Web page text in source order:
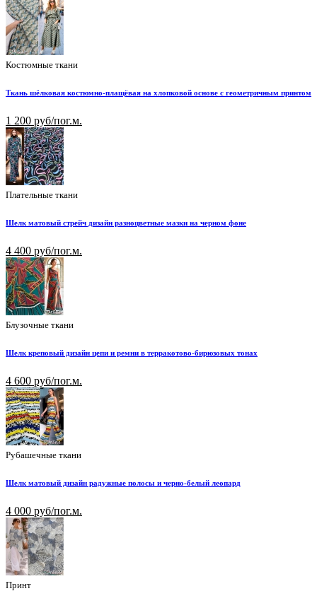
Костюмные ткани
Ткань шёлковая костюмно-плащёвая на хлопковой основе с геометричным принтом
1 200 руб/пог.м.
Плательные ткани
Шелк матовый стрейч дизайн разноцветные мазки на черном фоне
4 400 руб/пог.м.
Блузочные ткани
Шелк креповый дизайн цепи и ремни в терракотово-бирюзовых тонах
4 600 руб/пог.м.
Рубашечные ткани
Шелк матовый дизайн радужные полосы и черно-белый леопард
4 000 руб/пог.м.
Принт